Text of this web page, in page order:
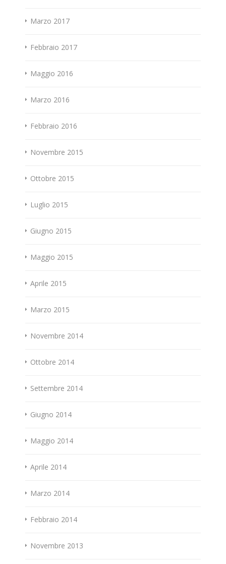
Marzo 2017
Febbraio 2017
Maggio 2016
Marzo 2016
Febbraio 2016
Novembre 2015
Ottobre 2015
Luglio 2015
Giugno 2015
Maggio 2015
Aprile 2015
Marzo 2015
Novembre 2014
Ottobre 2014
Settembre 2014
Giugno 2014
Maggio 2014
Aprile 2014
Marzo 2014
Febbraio 2014
Novembre 2013